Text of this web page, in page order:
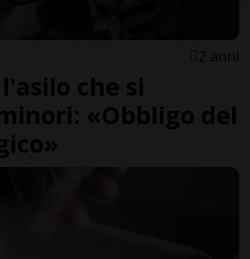
2 anni
che si
«Obbligo del